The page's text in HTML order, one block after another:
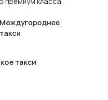
Междугороднее
такси
такси